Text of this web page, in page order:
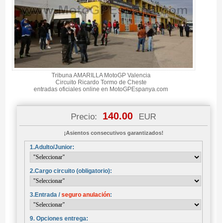
Tribuna AMARILLA MotoGP Valencia
Circuito Ricardo Tormo de Cheste
entradas oficiales online en MotoGPEspanya.com
Precio: 140.00 EUR
¡Asientos consecutivos garantizados!
1.Adulto/Junior:
2.Cargo circuito (obligatorio):
3.Entrada / seguro anulación:
9. Opciones entrega: